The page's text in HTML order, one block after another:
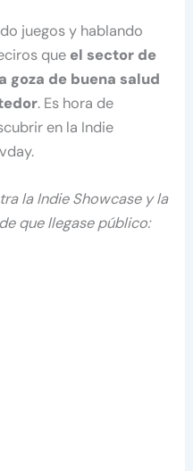
juegos y hablando
que el sector de
goza de buena salud
. Es hora de
en la Indie
la Indie Showcase y la
que llegase público: